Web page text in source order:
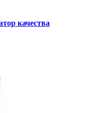
качества